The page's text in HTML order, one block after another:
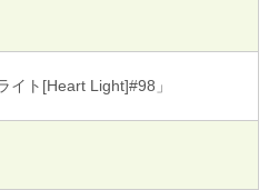
ト[Heart Light]#98」